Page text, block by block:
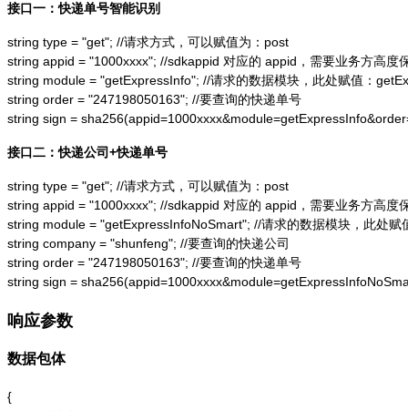
接口一：快递单号智能识别
string type = "get"; //请求方式，可以赋值为：post
string appid = "1000xxxx"; //sdkappid 对应的 appid，需要业务方高度
string module = "getExpressInfo"; //请求的数据模块，此处赋值：
string order = "247198050163"; //要查询的快递单号
string sign =
接口二：快递公司+快递单号
string type = "get"; //请求方式，可以赋值为：post
string appid = "1000xxxx"; //sdkappid 对应的 appid，需要业务方高度
string module = "getExpressInfoNoSmart"; //请求的数据模块，此处赋
string company = "shunfeng"; //要查询的快递公司
string order = "247198050163"; //要查询的快递单号
string sign =
响应参数
数据包体
{